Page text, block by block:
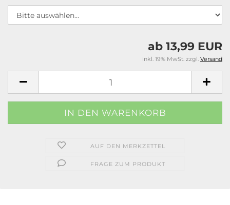
ab 13,99 EUR
inkl. 19% MwSt. zzgl. Versand
AUF DEN MERKZETTEL
FRAGE ZUM PRODUKT